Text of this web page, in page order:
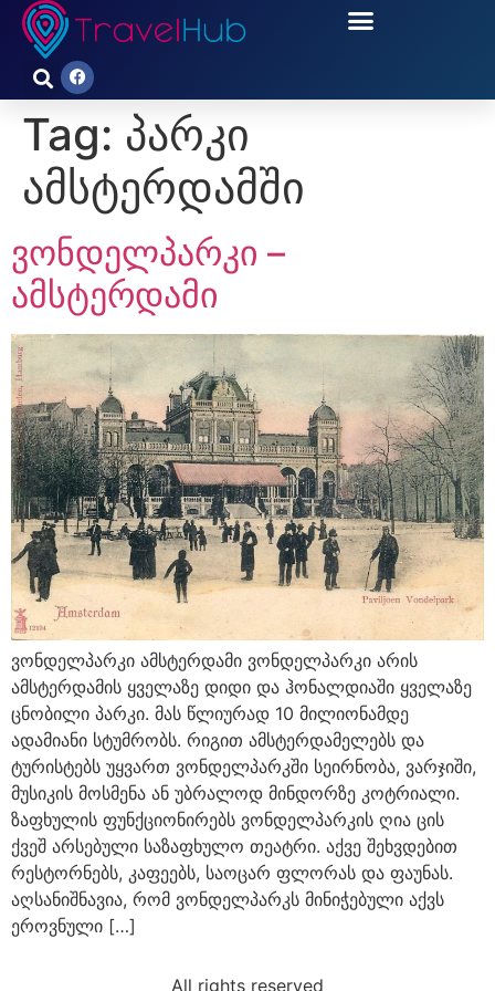
Tag: პარკი
ამსტერდამში
ვონდელპარკი –
ამსტერდამი
ვონდელპარკი ამსტერდამი ვონდელპარკი არის
ამსტერდამის ყველაზე დიდი და ჰონალდიაში ყველაზე
ცნობილი პარკი. მას წლიურად 10 მილიონამდე
ადამიანი სტუმრობს. რიგით ამსტერდამელებს და
ტურისტებს უყვართ ვონდელპარკში სეირნობა, ვარჯიში,
მუსიკის მოსმენა ან უბრალოდ მინდორზე კოტრიალი.
ზაფხულის ფუნქციონირებს ვონდელპარკის ღია ცის
ქვეშ არსებული საზაფხულო თეატრი. აქვე შეხვდებით
რესტორნებს, კაფეებს, საოცარ ფლორას და ფაუნას.
აღსანიშნავია, რომ ვონდელპარკს მინიჭებული აქვს
ეროვნული […]
All rights reserved